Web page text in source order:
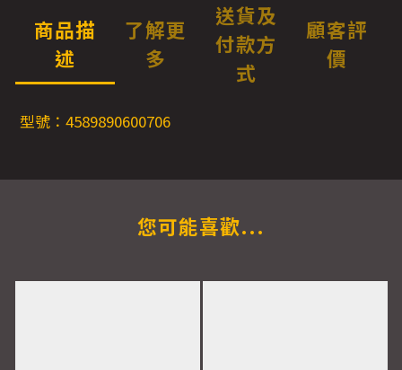
商品描
述
了解更
多
送貨及
付款方
式
顧客評
價
型號：4589890600706
您可能喜歡...